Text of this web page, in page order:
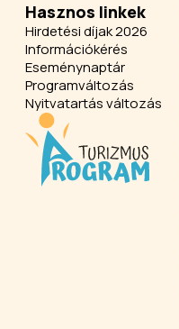
Hasznos linkek
Hirdetési díjak 2026
Információkérés
Eseménynaptár
Programváltozás
Nyitvatartás változás